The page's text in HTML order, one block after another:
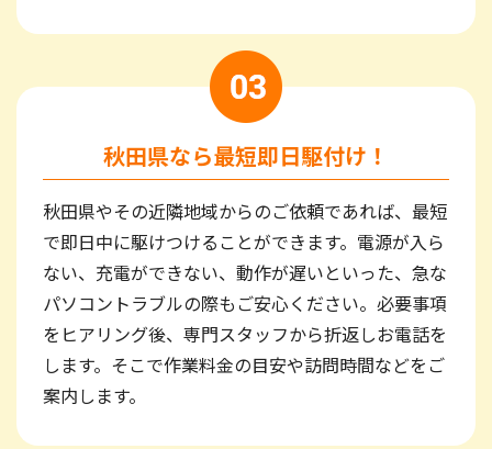
秋田県なら最短即日駆付け！
秋田県やその近隣地域からのご依頼であれば、最短
で即日中に駆けつけることができます。電源が入ら
ない、充電ができない、動作が遅いといった、急な
パソコントラブルの際もご安心ください。必要事項
をヒアリング後、専門スタッフから折返しお電話を
します。そこで作業料金の目安や訪問時間などをご
案内します。